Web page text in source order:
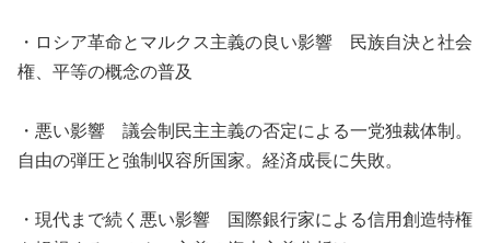
・ロシア革命とマルクス主義の良い影響 民族自決と社会
権、平等の概念の普及
・悪い影響 議会制民主主義の否定による一党独裁体制。
自由の弾圧と強制収容所国家。経済成長に失敗。
・現代まで続く悪い影響 国際銀行家による信用創造特権